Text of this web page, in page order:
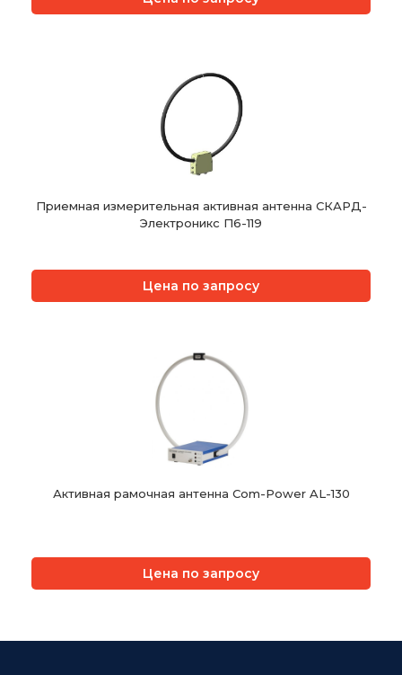
Приемная измерительная активная антенна СКАРД-
Электроникс П6-119
Цена по запросу
Активная рамочная антенна Com-Power AL-130
Цена по запросу